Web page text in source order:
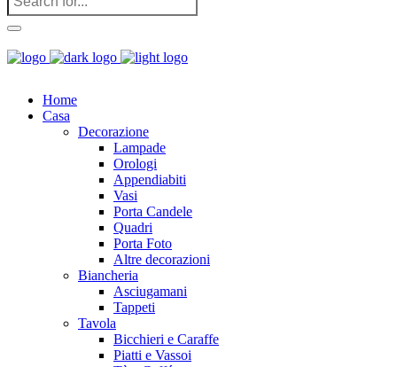
Home
Casa
Decorazione
Lampade
Orologi
Appendiabiti
Vasi
Porta Candele
Quadri
Porta Foto
Altre decorazioni
Biancheria
Asciugamani
Tappeti
Tavola
Bicchieri e Caraffe
Piatti e Vassoi